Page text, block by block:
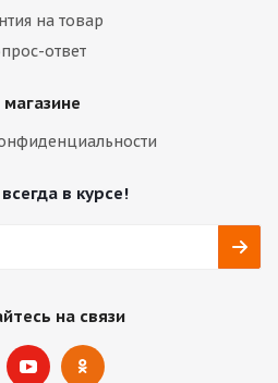
на товар
ответ
в курсе!
на связи